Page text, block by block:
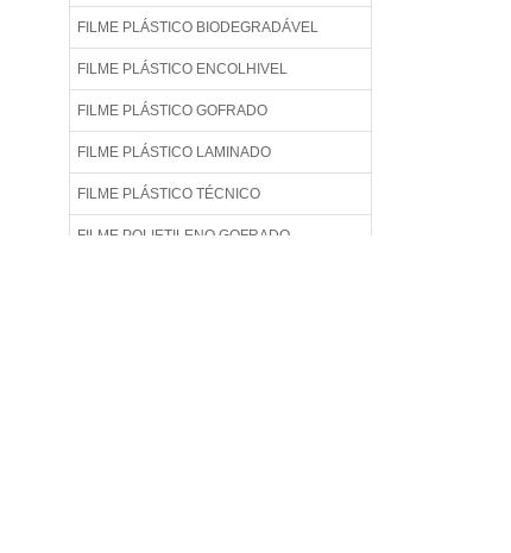
FILME PLÁSTICO BIODEGRADÁVEL
FILME PLÁSTICO ENCOLHIVEL
FILME PLÁSTICO GOFRADO
FILME PLÁSTICO LAMINADO
FILME PLÁSTICO TÉCNICO
FILME POLIETILENO GOFRADO